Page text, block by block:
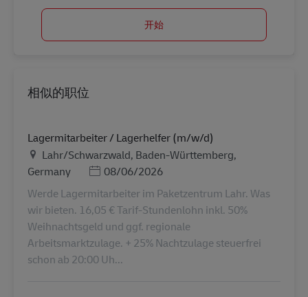
开始
相似的职位
Lagermitarbeiter / Lagerhelfer (m/w/d)
地点Lahr/Schwarzwald, Baden-Württemberg,
Germany
Posted Date
08/06/2026
Werde Lagermitarbeiter im Paketzentrum Lahr. Was
wir bieten. 16,05 € Tarif-Stundenlohn inkl. 50%
Weihnachtsgeld und ggf. regionale
Arbeitsmarktzulage. + 25% Nachtzulage steuerfrei
schon ab 20:00 Uh...